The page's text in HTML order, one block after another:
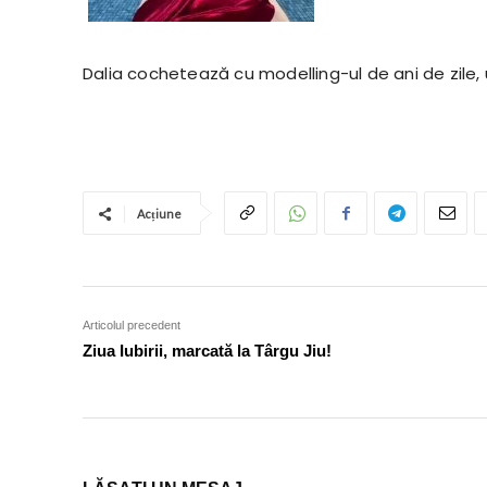
Dalia cochetează cu modelling-ul de ani de
Acțiune
Articolul precedent
Ziua Iubirii, marcată la Târgu Jiu!